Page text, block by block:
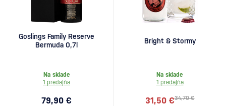
Goslings Family Reserve
Bermuda 0,7l
Na sklade
1 predajňa
79,90 €
Bright & Stormy
Na sklade
1 predajňa
34,70 €
31,50 €